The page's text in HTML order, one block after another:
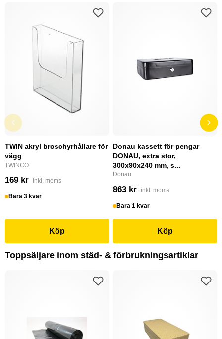
TWIN akryl broschyrhållare för
vägg
TWINCO
169 kr inkl. moms
Bara 3 kvar
Köp
Donau kassett för pengar
DONAU, extra stor,
300x90x240 mm, s...
Donau
863 kr inkl. moms
Bara 1 kvar
Köp
Toppsäljare inom städ- & förbrukningsartiklar